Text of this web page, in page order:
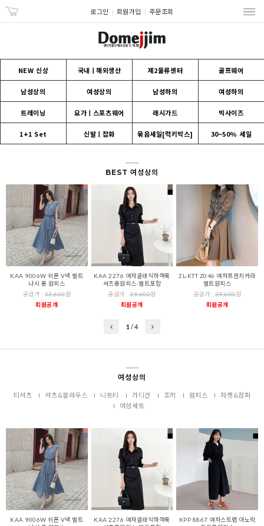
로그인 회원가입 주문조회
NEW 신상 국내ㅣ해외생산 제2물류센터 골프웨어
남성상의 여성상의 남성하의 여성하의
트레이닝 요가ㅣ스포츠웨어 래시가드 빅사이즈
1+1 Set 신발ㅣ잡화 묶음세일[럭키박스] 30~50% 세일
BEST 여성상의
KAA 9006W 쉬폰 V넥 벨트
나시 롱 원피스
공급가 :33,600원
회원공개
KAA 2276 여자클래식하객룩
셔츠롱원피스-벨트포함
공급가 :39,600원
회원공개
2L-KTT Z046 여자프렌치카라
벨트원피스
공급가 : 39,600원
회원공개
1 /4
여성상의
티셔츠 셔츠&블라우스 니트티 가디건 조끼 원피스
자켓&점퍼
여성세트
KAA 9006W 쉬폰 V넥 벨트
KAA 2276 여자클래식하객룩
KPP 8867 여자스트랩 아노락